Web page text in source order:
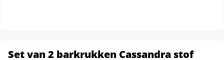
Set van 2 barkrukken Cassandra stof